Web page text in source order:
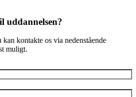
uddannelsen?
kontakte os via nedenstående
muligt.